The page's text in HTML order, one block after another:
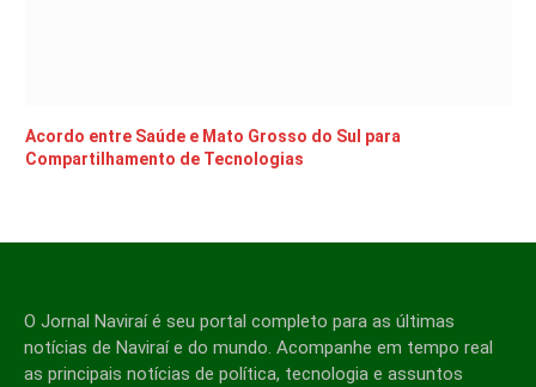
Acordo entre Saúde e Mato Grosso do Sul para
Compartilhamento de Tecnologias
O Jornal Naviraí é seu portal completo para as últimas
notícias de Naviraí e do mundo. Acompanhe em tempo real
as principais notícias de política, tecnologia e assuntos